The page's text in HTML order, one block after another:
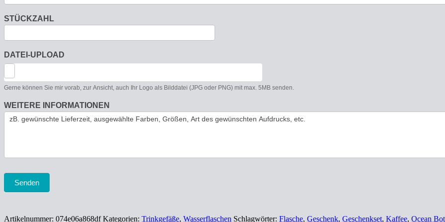
STÜCKZAHL
DATEI-UPLOAD
Gerne können Sie mir vorab, zur Ansicht, auch Ihr Logo als Bilddatei (JPG oder PNG) mit max. 5MB senden.
WEITERE INFORMATIONEN
Senden
Artikelnummer: 074e06a868df Kategorien: Trinkgefäße, Wasserflaschen Schlagwörter: Flasche, Geschenk, Geschenkset, Kaffee, Ocean